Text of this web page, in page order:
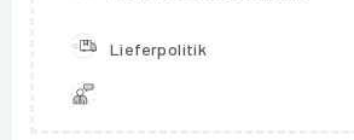
Lieferpolitik